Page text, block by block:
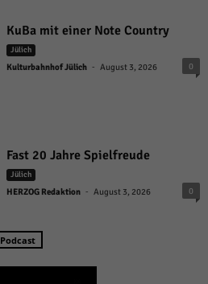
KuBa mit einer Note Country
Jülich
Kulturbahnhof Jülich - August 3, 2026 0
Fast 20 Jahre Spielfreude
Jülich
HERZOG Redaktion - August 3, 2026 0
Podcast